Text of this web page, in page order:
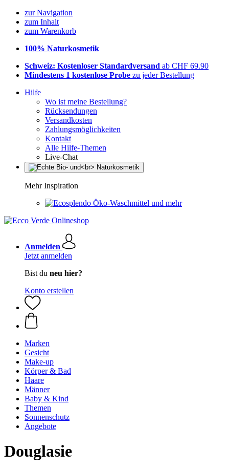
zur Navigation
zum Inhalt
zum Warenkorb
100% Naturkosmetik
Schweiz: Kostenloser Standardversand ab CHF 69.90
Mindestens 1 kostenlose Probe zu jeder Bestellung
Hilfe
Wo ist meine Bestellung?
Rücksendungen
Versandkosten
Zahlungsmöglichkeiten
Kontakt
Alle Hilfe-Themen
Live-Chat
Mehr Inspiration
Öko-Waschmittel und mehr
Anmelden
Jetzt anmelden
Bist du neu hier?
Konto erstellen
Marken
Gesicht
Make-up
Körper & Bad
Haare
Männer
Baby & Kind
Themen
Sonnenschutz
Angebote
Douglasie